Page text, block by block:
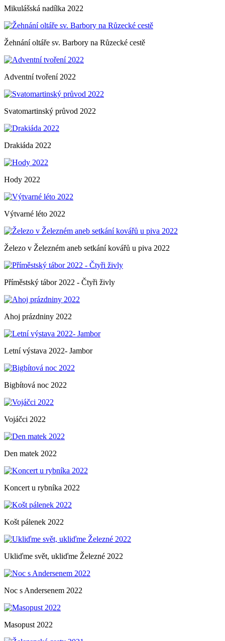
Mikulášská nadílka 2022
Žehnání oltáře sv. Barbory na Růzecké cestě
Adventní tvoření 2022
Svatomartinský průvod 2022
Drakiáda 2022
Hody 2022
Výtvarné léto 2022
Železo v Železném aneb setkání kovářů u piva 2022
Příměstský tábor 2022 - Čtyři živly
Ahoj prázdniny 2022
Letní výstava 2022- Jambor
Bigbítová noc 2022
Vojáčci 2022
Den matek 2022
Koncert u rybníka 2022
Košt pálenek 2022
Ukliďme svět, ukliďme Železné 2022
Noc s Andersenem 2022
Masopust 2022